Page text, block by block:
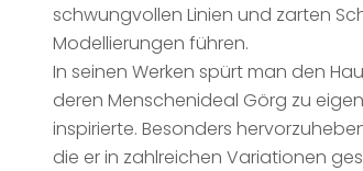
schwungvollen Linien und zarten
Modellierungen führen.
In seinen Werken spürt man den
deren Menschenideal Görg zu
inspirierte. Besonders
die er in zahlreichen Variationen